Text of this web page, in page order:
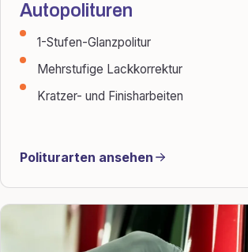
Autopolituren
1-Stufen-Glanzpolitur
Mehrstufige Lackkorrektur
Kratzer- und Finisharbeiten
Politurarten ansehen